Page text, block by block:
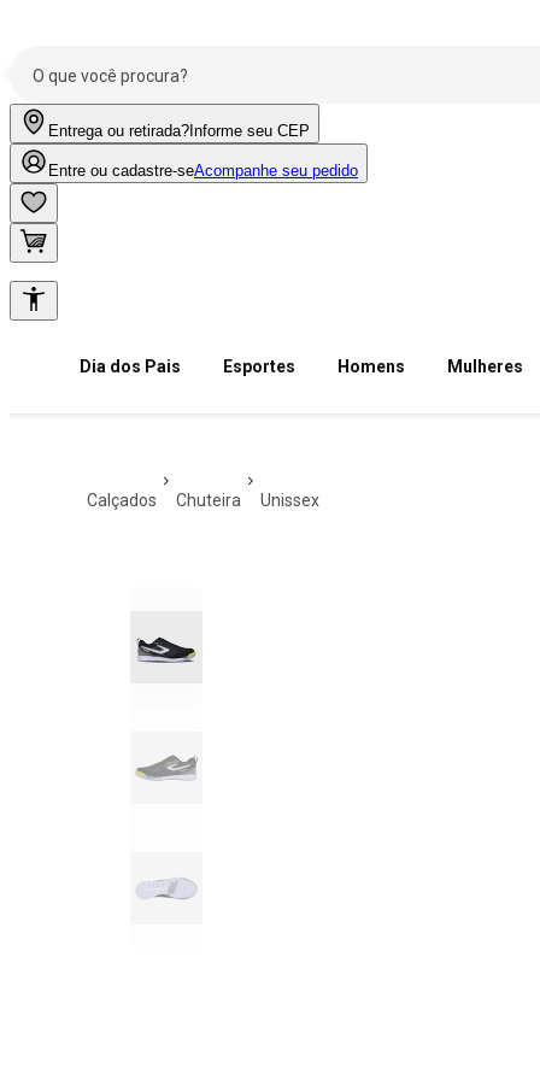
Entrega ou retirada? Informe seu CEP
Entre ou cadastre-seAcompanhe seu pedido
Dia dos Pais Esportes Homens Mulheres
calçados chuteira unissex